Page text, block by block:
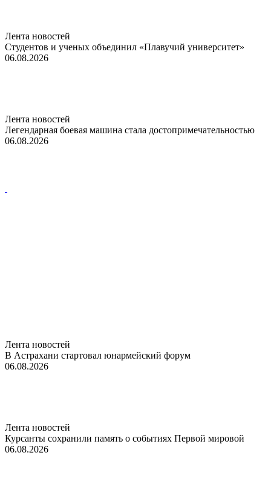
Лента новостей
Студентов и ученых объединил «Плавучий университет»
06.08.2026
Лента новостей
Легендарная боевая машина стала достопримечательностью
06.08.2026
Лента новостей
В Астрахани стартовал юнармейский форум
06.08.2026
Лента новостей
Курсанты сохранили память о событиях Первой мировой
06.08.2026